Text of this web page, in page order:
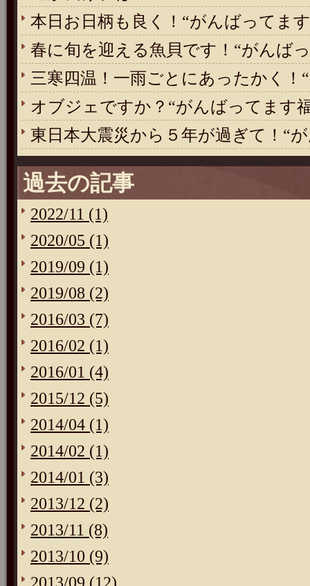
本日お日柄も良く！“がんばってま
春に旬を迎える魚貝です！“がんば
三寒四温！一雨ごとにあったかく！
オブジェですか？“がんばってます
東日本大震災から５年が過ぎて！“
過去の記事
2022/11 (1)
2020/05 (1)
2019/09 (1)
2019/08 (2)
2016/03 (7)
2016/02 (1)
2016/01 (4)
2015/12 (5)
2014/04 (1)
2014/02 (1)
2014/01 (3)
2013/12 (2)
2013/11 (8)
2013/10 (9)